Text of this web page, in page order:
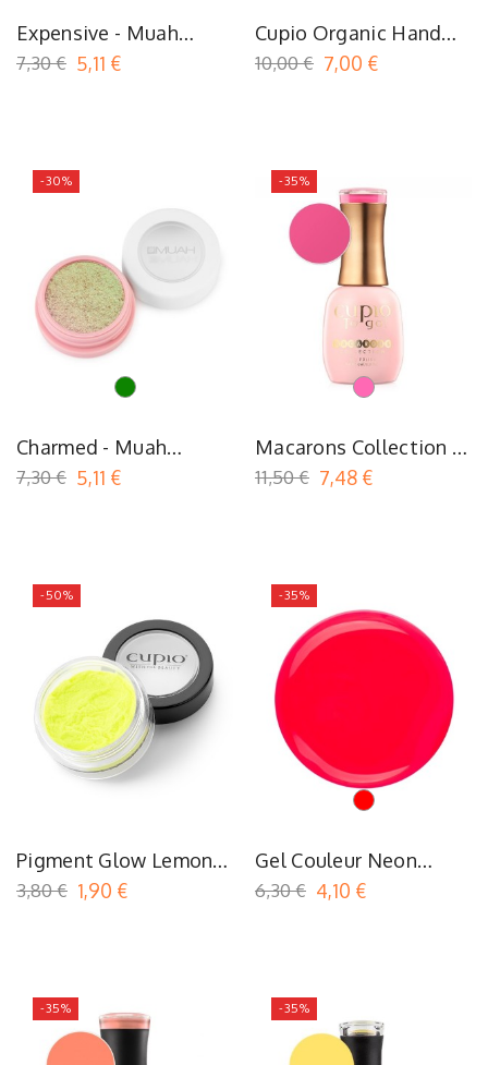
Expensive - Muah
Stardust
7,30 € 5,11 €
Cupio Organic Hand
Cream Punchy Fruit
10,00 € 7,00 €
-30%
Charmed - Muah
Stardust
7,30 € 5,11 €
Vert
-35%
Macarons Collection -
Raspberry Vanilla
11,50 € 7,48 €
Rose
-50%
Pigment Glow Lemon
Yellow
3,80 € 1,90 €
-35%
Gel Couleur Neon
Cyclam
6,30 € 4,10 €
Rouge
-35% -35%